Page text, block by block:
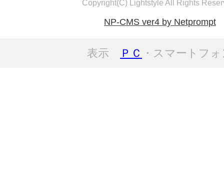
Copyright(C) Lightstyle All Rights
NP-CMS ver4 by Netprompt
表示 ＰＣ ・スマートフ